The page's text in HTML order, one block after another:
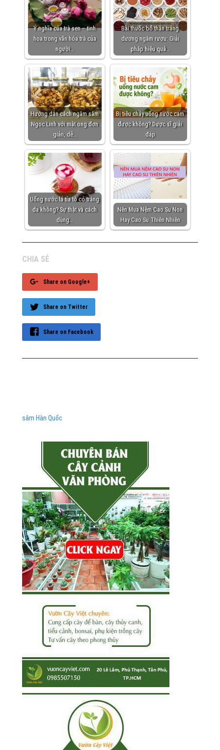
Ý nghĩa của trà sen – tinh
hoa trong văn hóa trà của
người…
Bài thuốc bổ thận tráng
dương ngâm rượu: Giải
pháp hiệu quả…
Hướng dẫn cách ngâm sâm
Ngọc Linh với mật ong đơn
giản, dễ…
Bị tiêu chảy uống nước cam
được không? Dược sĩ giải
đáp
Uống nước lá tía tô có trắng
da không? Sự thật và cách
dùng…
Nên Mua Nệm Cao Su Non
Hay Cao Su Thiên Nhiên
CHIA SẺ
Share on Google+
Share on Twitter
Share on Facebook
sâm Hàn Quốc